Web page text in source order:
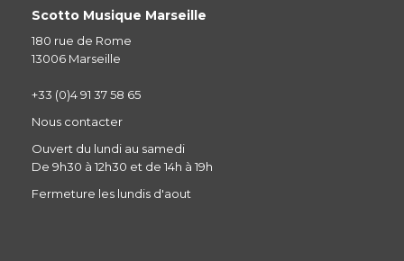
Scotto Musique Marseille
180 rue de Rome
13006 Marseille
+33 (0)4 91 37 58 65
Nous contacter
Ouvert du lundi au samedi
De 9h30 à 12h30 et de 14h à 19h
Fermeture les lundis d'aout